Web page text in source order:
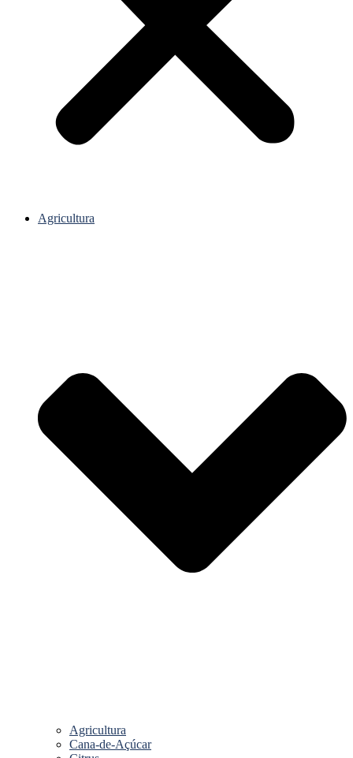
Agricultura
Agricultura
Cana-de-Açúcar